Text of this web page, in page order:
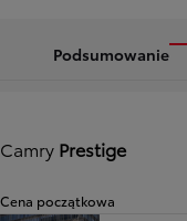
Podsumowanie
Camry Prestige
Cena początkowa